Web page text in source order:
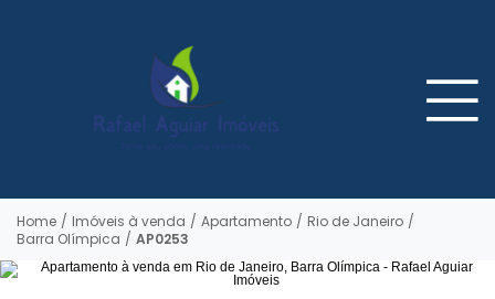
Home / Imóveis à venda / Apartamento / Rio de Janeiro /
Barra Olímpica / AP0253